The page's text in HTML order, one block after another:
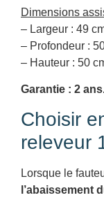
Dimensions
– Largeur : 49
– Profondeur :
– Hauteur : 50
Garantie : 2
Choisir
releveur
Lorsque le
l’abaissement